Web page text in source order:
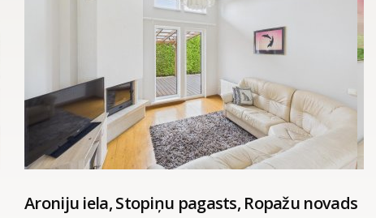
Aroniju iela, Stopiņu pagasts, Ropažu novads